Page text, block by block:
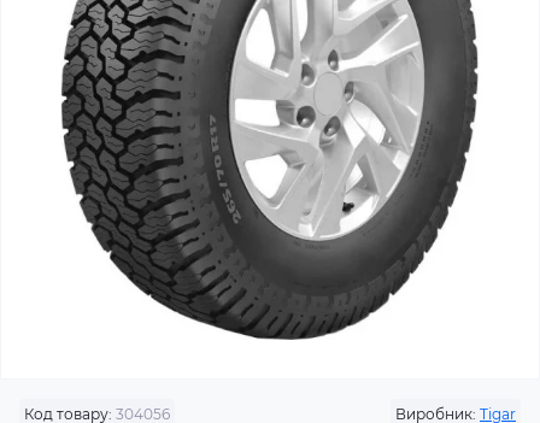
Код товару: 304056 Виробник: Tigar